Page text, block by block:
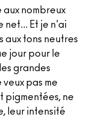
nombreux
net... Et je n'ai
aux tons neutres
jour pour le
grandes
pas me
pigmentées, ne
leur intensité